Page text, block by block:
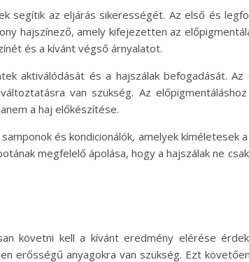
segítik az eljárás sikerességét. Az első és
hajszínező, amely kifejezetten az
és a kívánt végső árnyalatot.
aktiválódását és a hajszálak befogadását.
van szükség. Az
a haj előkészítése.
és kondicionálók, amelyek kíméletesek
megfelelő ápolása, hogy a hajszálak ne
követni kell a kívánt eredmény elérése
erősségű anyagokra van szükség. Ezt